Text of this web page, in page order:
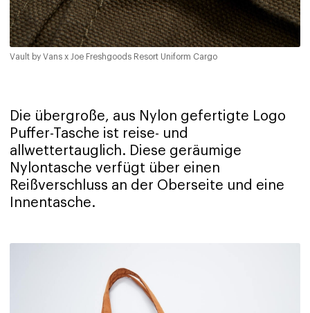
Vault by Vans x Joe Freshgoods Resort Uniform Cargo
Die übergroße, aus Nylon gefertigte Logo
Puffer-Tasche ist reise- und
allwettertauglich. Diese geräumige
Nylontasche verfügt über einen
Reißverschluss an der Oberseite und eine
Innentasche.